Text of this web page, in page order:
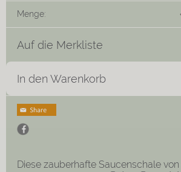
Menge:
Auf die Merkliste
In den Warenkorb
Diese zauberhafte Saucenschale